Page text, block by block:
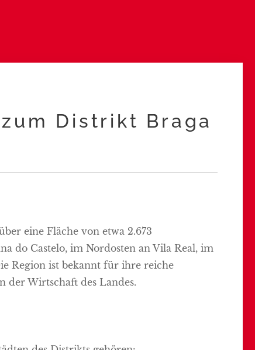
Distrikt Braga
eine Fläche von etwa 2.673
do Castelo, im Nordosten an Vila Real, im
Region ist bekannt für ihre reiche
der Wirtschaft des Landes.